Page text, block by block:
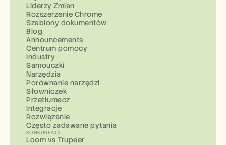
Liderzy Zmian
Rozszerzenie Chrome
Szablony dokumentów
Blog
Announcements
Centrum pomocy
Industry
Samouczki
Narzędzia
Porównanie narzędzi
Słowniczek
Przetłumacz
Integracje
Rozwiązanie
Często zadawane pytania
KONKURENCI
Loom vs Trupeer